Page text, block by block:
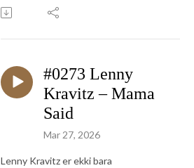
#0273 Lenny
Kravitz – Mama
Said
Mar 27, 2026
Lenny Kravitz er ekki bara